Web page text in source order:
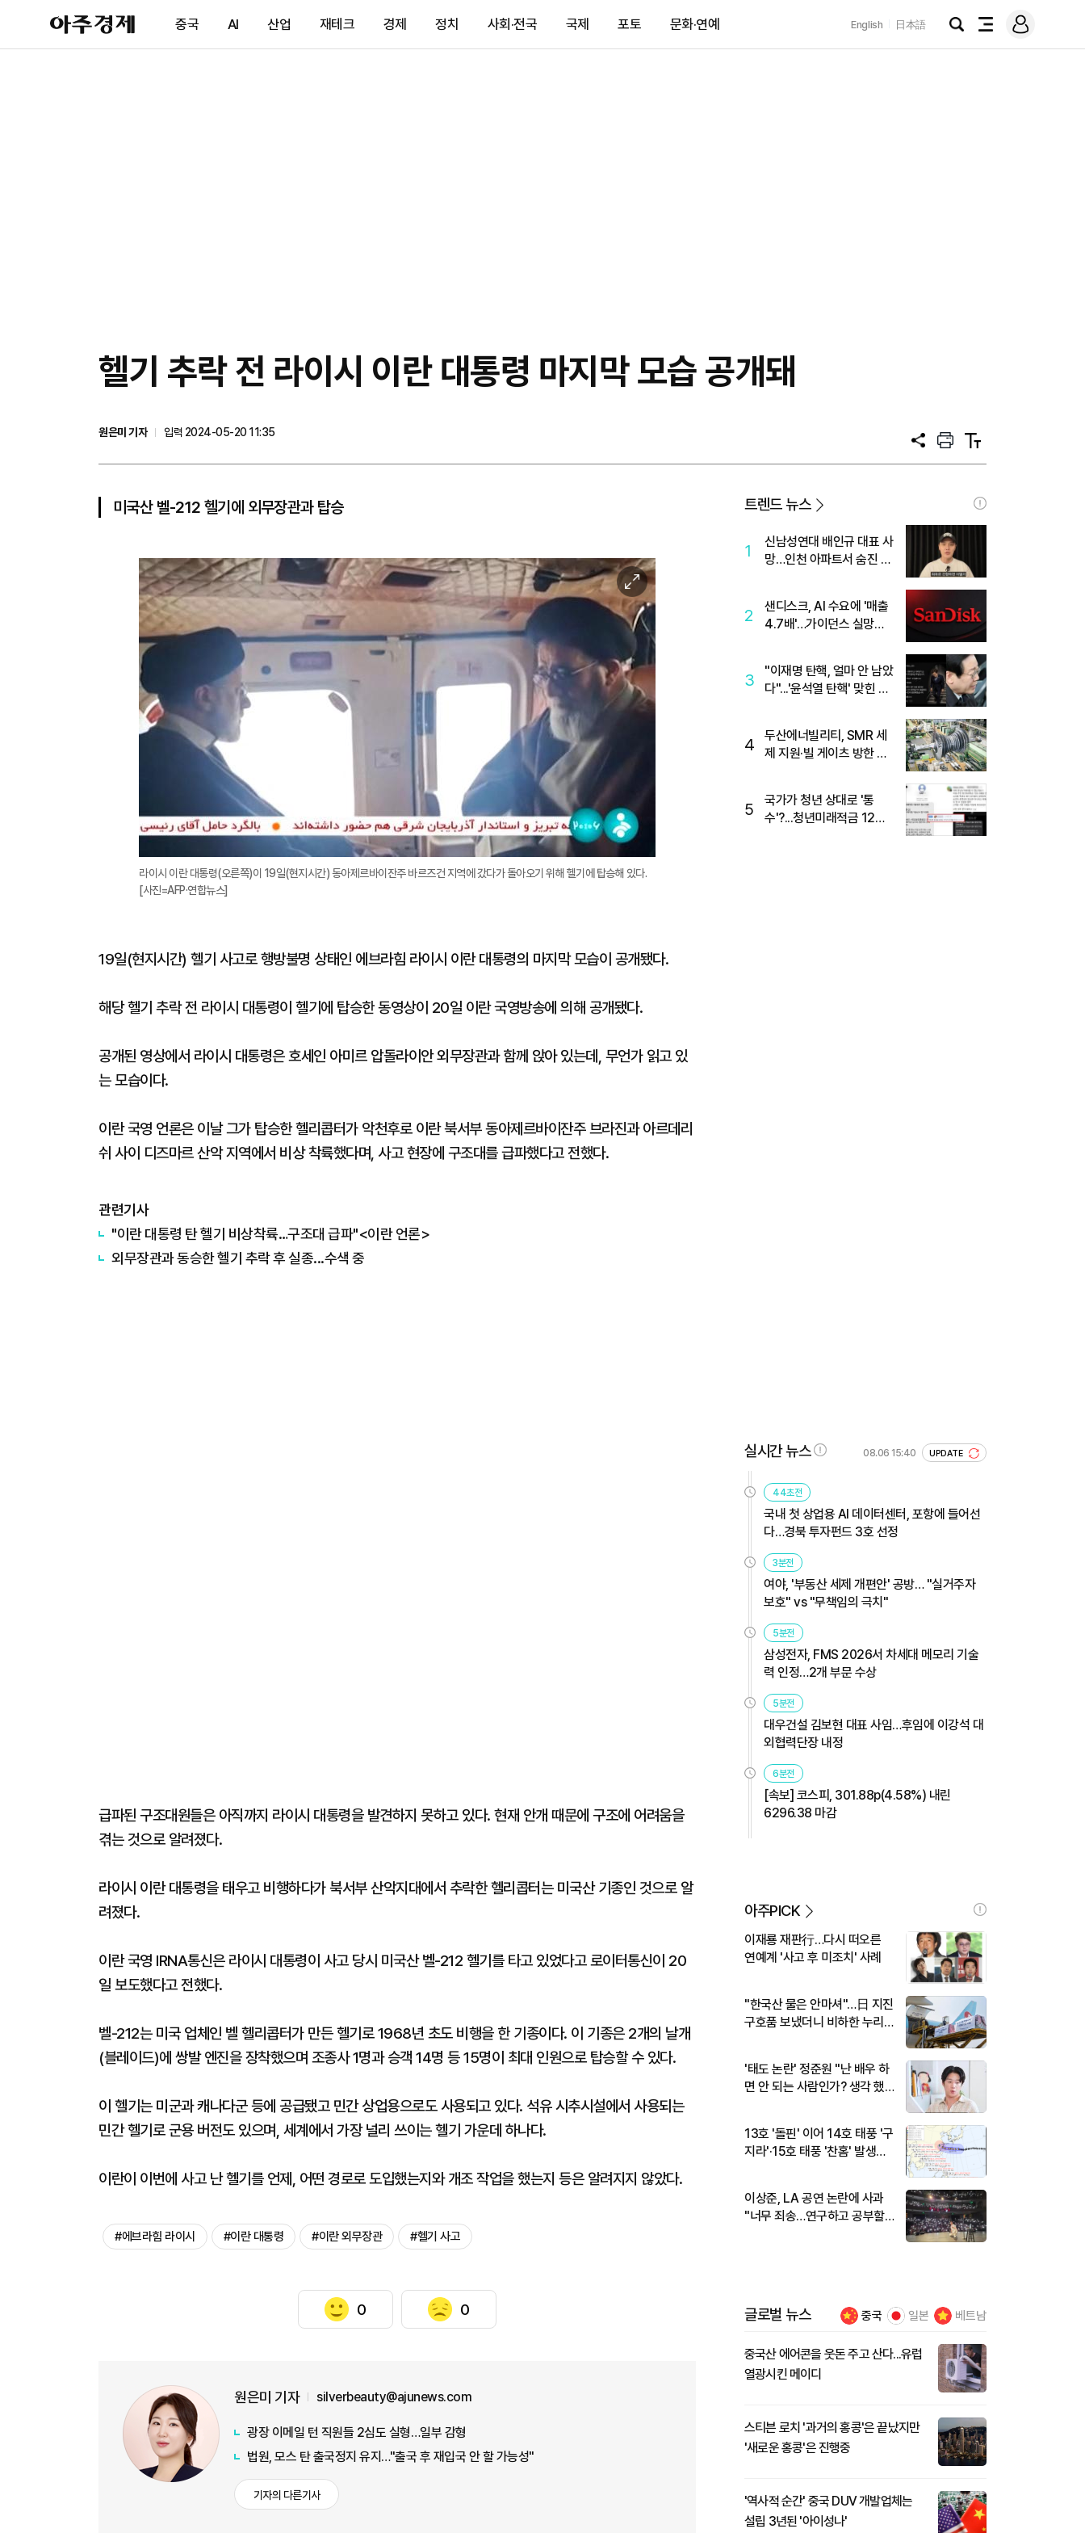
아
주
제
중국 AI 산업 재테크 경제 정치 사회·전국 국제 포토 문화·연예 English 日本語
검
전
메
그
헬기 추락 전 라이시 이란 대통령 마지막 모습 공개돼
원은미 기자
입력 2024-05-20 11:35
공
프
트
텍
트
미국산 벨-212 헬기에 외무장관과 탑승
이
미
지
대
라이시 이란 대통령(오른쪽)이 19일(현지시간) 동아제르바이잔주 바르즈건 지역에 갔다가 돌아오기 위해 헬기에 탑승해 있다.
[사진=AFP·연합뉴스]
19일(현지시간) 헬기 사고로 행방불명 상태인 에브라힘 라이시 이란 대통령의 마지막 모습이 공개됐다.
해당 헬기 추락 전 라이시 대통령이 헬기에 탑승한 동영상이 20일 이란 국영방송에 의해 공개됐다.
공개된 영상에서 라이시 대통령은 호세인 아미르 압돌라이안 외무장관과 함께 앉아 있는데, 무언가 읽고 있
는 모습이다.
이란 국영 언론은 이날 그가 탑승한 헬리콥터가 악천후로 이란 북서부 동아제르바이잔주 브라진과 아르데리
쉬 사이 디즈마르 산악 지역에서 비상 착륙했다며, 사고 현장에 구조대를 급파했다고 전했다.
관련기사
"이란 대통령 탄 헬기 비상착륙…구조대 급파"<이란 언론>
외무장관과 동승한 헬기 추락 후 실종...수색 중
급파된 구조대원들은 아직까지 라이시 대통령을 발견하지 못하고 있다. 현재 안개 때문에 구조에 어려움을
겪는 것으로 알려졌다.
라이시 이란 대통령을 태우고 비행하다가 북서부 산악지대에서 추락한 헬리콥터는 미국산 기종인 것으로 알
려졌다.
이란 국영 IRNA통신은 라이시 대통령이 사고 당시 미국산 벨-212 헬기를 타고 있었다고 로이터통신이 20
일 보도했다고 전했다.
벨-212는 미국 업체인 벨 헬리콥터가 만든 헬기로 1968년 초도 비행을 한 기종이다. 이 기종은 2개의 날개
(블레이드)에 쌍발 엔진을 장착했으며 조종사 1명과 승객 14명 등 15명이 최대 인원으로 탑승할 수 있다.
이 헬기는 미군과 캐나다군 등에 공급됐고 민간 상업용으로도 사용되고 있다. 석유 시추시설에서 사용되는
민간 헬기로 군용 버전도 있으며, 세계에서 가장 널리 쓰이는 헬기 가운데 하나다.
이란이 이번에 사고 난 헬기를 언제, 어떤 경로로 도입했는지와 개조 작업을 했는지 등은 알려지지 않았다.
#에브라힘 라이시 #이란 대통령 #이란 외무장관 #헬기 사고
0 0
원은미 기자 silverbeauty@ajunews.com
광장 이메일 턴 직원들 2심도 실형…일부 감형
법원, 모스 탄 출국정지 유지…"출국 후 재입국 안 할 가능성"
기자의 다른기사
트렌드 뉴스
1
신남성연대 배인규 대표 사
망…인천 아파트서 숨진 채
2
샌디스크, AI 수요에 '매출
4.7배'…가이던스 실망에
3
"이재명 탄핵, 얼마 안 남았
다"...'윤석열 탄핵' 맞힌 무
4
두산에너빌리티, SMR 세
제 지원·빌 게이츠 방한 기
5
국가가 청년 상대로 '통
수'?...청년미래적금 12%
실시간 뉴스 08.06 15:40 UPDATE
44초전
국내 첫 상업용 AI 데이터센터, 포항에 들어선
다…경북 투자펀드 3호 선정
3분전
여야, '부동산 세제 개편안' 공방… "실거주자
보호" vs "무책임의 극치"
5분전
삼성전자, FMS 2026서 차세대 메모리 기술
력 인정…2개 부문 수상
5분전
대우건설 김보현 대표 사임…후임에 이강석 대
외협력단장 내정
6분전
[속보] 코스피, 301.88p(4.58%) 내린
6296.38 마감
아주PICK
이재룡 재판行…다시 떠오른
연예계 '사고 후 미조치' 사례
"한국산 물은 안마셔"…日 지진
구호품 보냈더니 비하한 누리
'태도 논란' 정준원 "난 배우 하
면 안 되는 사람인가? 생각 했
13호 '돌핀' 이어 14호 태풍 '구
지라'·15호 태풍 '찬홈' 발생…
이상준, LA 공연 논란에 사과
"너무 죄송…연구하고 공부할
글로벌 뉴스 중국 일본 베트남
중국산 에어콘을 웃돈 주고 산다...유럽
열광시킨 메이디
스티븐 로치 '과거의 홍콩'은 끝났지만
'새로운 홍콩'은 진행중
'역사적 순간' 중국 DUV 개발업체는
설립 3년된 '아이성나'